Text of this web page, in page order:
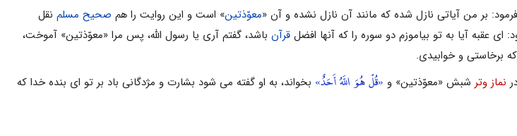
فرمود: بر من آیاتى نازل شده که مانند آن نازل نشده و آن «معوّذتین» است و این روایت را هم صحیح مسلم نقل
اى عقبه آیا به تو بیاموزم دو سوره را که آنها افضل قرآن باشد، گفتم آرى یا رسول اللَّه، پس مرا «معوّذتین» آموخت،
برخاستى و خوابیدى.
نماز وتر شبش «معوّذتین» و «قُلْ هُوَ اللَّهُ أَحَدٌ» بخواند، به او گفته می شود بشارت و مژدگانى باد بر تو اى بنده خدا که